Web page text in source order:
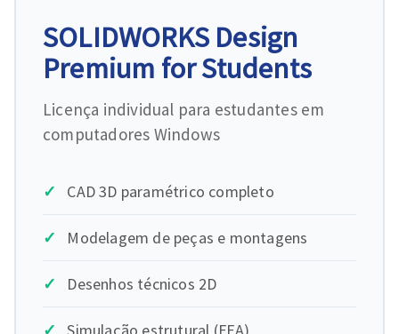
SOLIDWORKS Design
Premium for Students
Licença individual para estudantes em
computadores Windows
CAD 3D paramétrico completo
Modelagem de peças e montagens
Desenhos técnicos 2D
Simulação estrutural (FEA)